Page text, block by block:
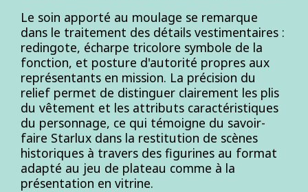
Le soin apporté au moulage se remarque
dans le traitement des détails vestimentaires :
redingote, écharpe tricolore symbole de la
fonction, et posture d'autorité propres aux
représentants en mission. La précision du
relief permet de distinguer clairement les plis
du vêtement et les attributs caractéristiques
du personnage, ce qui témoigne du savoir-
faire Starlux dans la restitution de scènes
historiques à travers des figurines au format
adapté au jeu de plateau comme à la
présentation en vitrine.